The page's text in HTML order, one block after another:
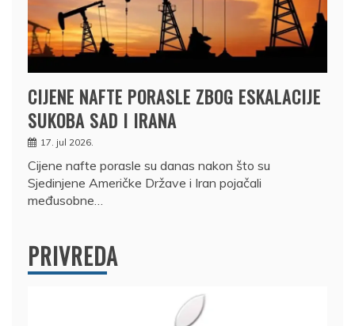
CIJENE NAFTE PORASLE ZBOG ESKALACIJE
SUKOBA SAD I IRANA
17. jul 2026.
Cijene nafte porasle su danas nakon što su
Sjedinjene Američke Države i Iran pojačali
međusobne…
PRIVREDA